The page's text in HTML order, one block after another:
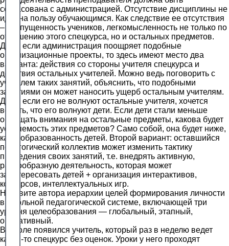
согласована с администрацией. Отсутствие дисциплины не
идет на пользу обучающимся. Как следствие ее отсутствия
– распущенность учеников, легкомысленность не только по
отношению этого спецкурса, но и остальных предметов.
Даже если администрация поощряет подобные
организационные проекты, то здесь имеют место два
варианта: действия со стороны учителя спецкурса и
действия остальных учителей. Можно ведь поговорить с
учителем таких занятий, объяснить, что подобными
занятиями он может наносить ущерб остальным учителям.
Даже если его не волнуют остальные учителя, хочется
верить, что его волнуют дети. Если дети стали меньше
обращать внимания на остальные предметы, какова будет
усвояемость этих предметов? Само собой, она будет ниже,
как и образованность детей. Второй вариант: оставшийся
педагогический коллектив может изменить тактику
проведения своих занятий, т.е. внедрять активную,
разнообразную деятельность, которая может
заинтересовать детей + организация интерактивов,
конкурсов, интеллектуальных игр.
Назовите автора иерархии целей формирования личности
в школьной педагогической системе, включающей три
уровня целеобразования — глобальный, этапный,
оперативный.
В школе появился учитель, который раз в неделю ведет
какой-то спецкурс без оценок. Уроки у него проходят